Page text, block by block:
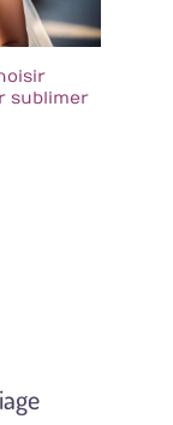
sublimer